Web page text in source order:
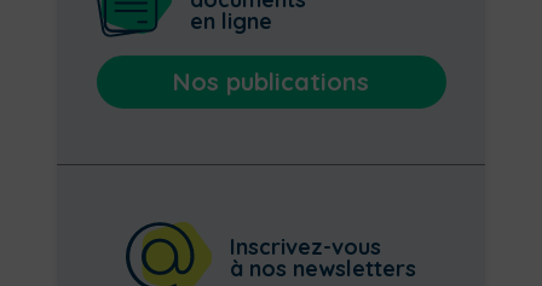
en ligne
Nos publications
Inscrivez-vous
à nos newsletters